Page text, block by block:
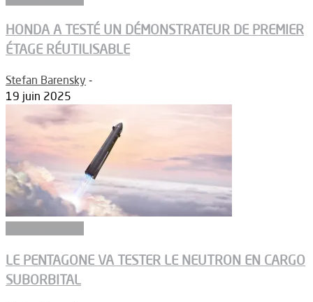
HONDA A TESTÉ UN DÉMONSTRATEUR DE PREMIER
ÉTAGE RÉUTILISABLE
Stefan Barensky -
19 juin 2025
LE PENTAGONE VA TESTER LE NEUTRON EN CARGO
SUBORBITAL